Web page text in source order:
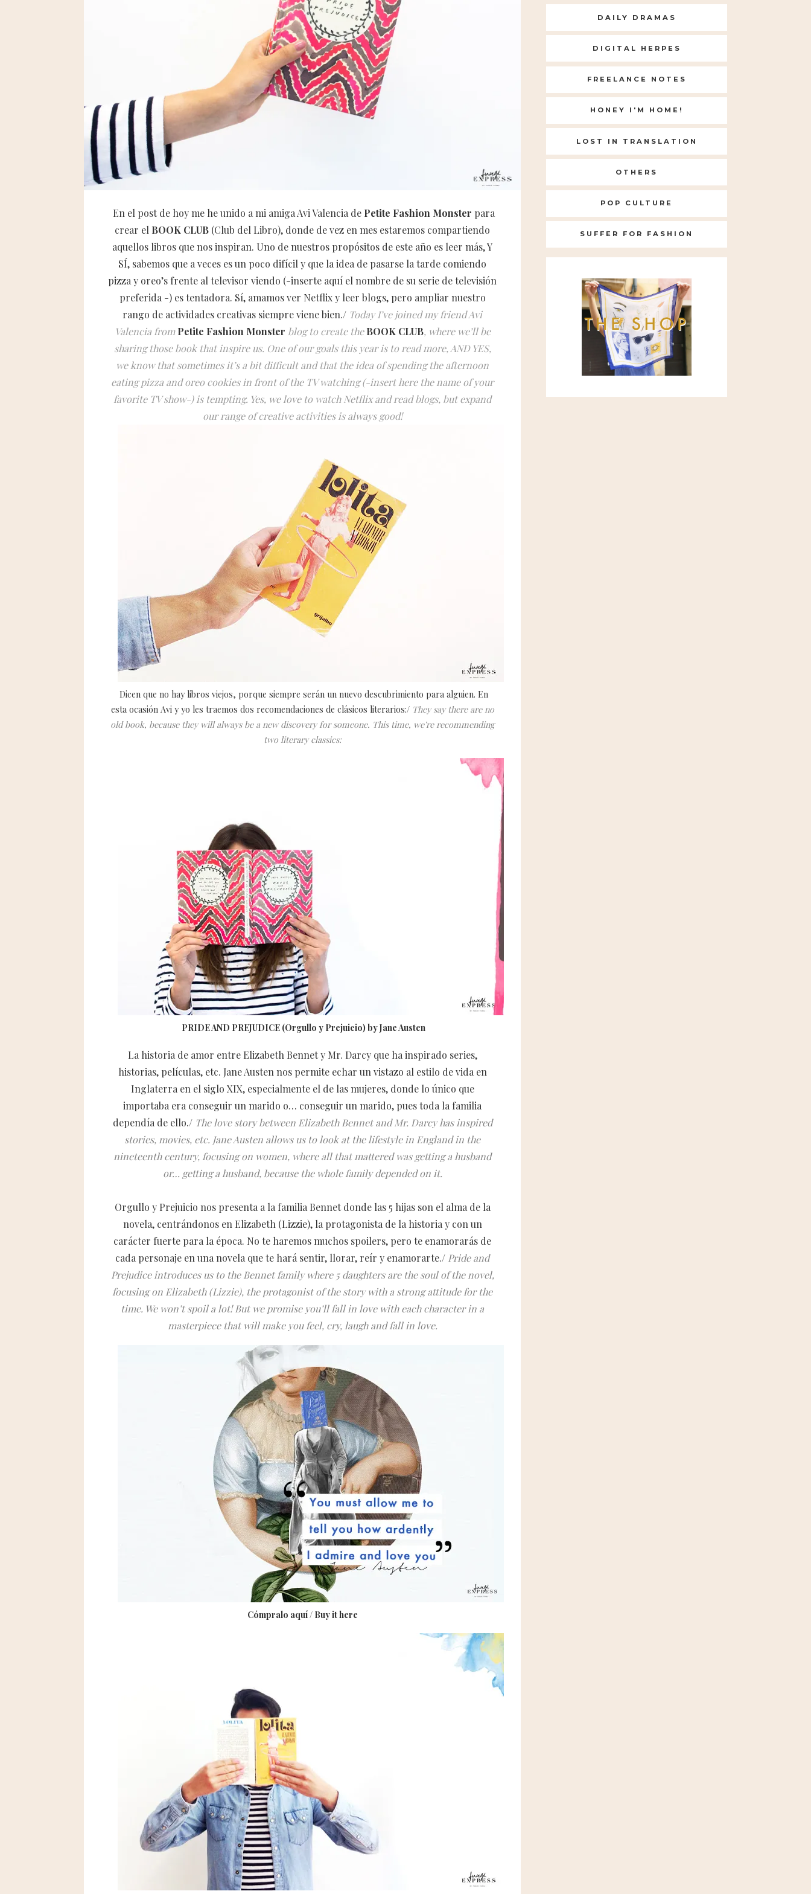
En el post de hoy me he unido a mi amiga Avi Valencia de Petite Fashion Monster para
crear el BOOK CLUB (Club del Libro), donde de vez en mes estaremos compartiendo
aquellos libros que nos inspiran. Uno de nuestros propósitos de este año es leer más, Y
SÍ, sabemos que a veces es un poco difícil y que la idea de pasarse la tarde comiendo
pizza y oreo’s frente al televisor viendo (-inserte aquí el nombre de su serie de televisión
preferida -) es tentadora. Sí, amamos ver Netflix y leer blogs, pero ampliar nuestro
rango de actividades creativas siempre viene bien./ Today I’ve joined my friend Avi
Valencia fromPetite Fashion Monster blog to create theBOOK CLUB, where we’ll be
sharing those book that inspire us. One of our goals this year is to read more, AND YES,
we know that sometimes it’s a bit difficult and that the idea of spending the afternoon
eating pizza and oreo cookies in front of the TV watching (-insert here the name of your
favorite TV show-) is tempting. Yes, we love to watch Netflix and read blogs, but expand
our range of creative activities is always good!
Dicen que no hay libros viejos, porque siempre serán un nuevo descubrimiento para alguien. En
esta ocasión Avi y yo les traemos dos recomendaciones de clásicos literarios:/ They say there are no
old book, because they will always be a new discovery for someone. This time, we’re recommending
two literary classics:
PRIDE AND PREJUDICE (Orgullo y Prejuicio) by Jane Austen
La historia de amor entre Elizabeth Bennet y Mr. Darcy que ha inspirado series,
historias, películas, etc. Jane Austen nos permite echar un vistazo al estilo de vida en
Inglaterra en el siglo XIX, especialmente el de las mujeres, donde lo único que
importaba era conseguir un marido o… conseguir un marido, pues toda la familia
dependía de ello./The love story between Elizabeth Bennet and Mr. Darcy has inspired
stories, movies, etc. Jane Austen allows us to look at the lifestyle in England in the
nineteenth century, focusing on women, where all that mattered was getting a husband
or… getting a husband, because the whole family depended on it.
Orgullo y Prejuicio nos presenta a la familia Bennet donde las 5 hijas son el alma de la
novela, centrándonos en Elizabeth (Lizzie), la protagonista de la historia y con un
carácter fuerte para la época. No te haremos muchos spoilers, pero te enamorarás de
cada personaje en una novela que te hará sentir, llorar, reír y enamorarte./ Pride and
Prejudice introduces us to the Bennet family where 5 daughters are the soul of the novel,
focusing on Elizabeth (Lizzie), the protagonist of the story with a strong attitude for the
time. We won’t spoil a lot! But we promise you’ll fall in love with each character in a
masterpiece that will make you feel, cry, laugh and fall in love.
Cómpralo aquí / Buy it here
DAILY DRAMAS
DIGITAL HERPES
FREELANCE NOTES
HONEY I'M HOME!
LOST IN TRANSLATION
OTHERS
POP CULTURE
SUFFER FOR FASHION